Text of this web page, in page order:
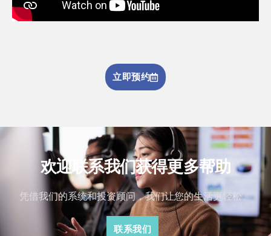
立即预约
欢迎联系我们获得更多帮助
凭借我们的系统和投资顾问，我们让您的生活更轻松。
联系我们